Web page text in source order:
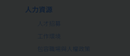
人力資源
人才招募
工作環境
包容職場與人權政策